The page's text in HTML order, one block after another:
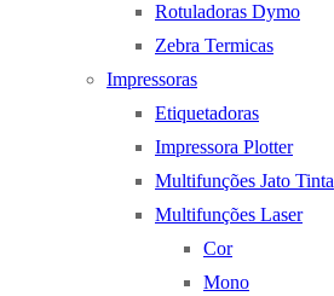
Rotuladoras Dymo
Zebra Termicas
Impressoras
Etiquetadoras
Impressora Plotter
Multifunções Jato Tinta
Multifunções Laser
Cor
Mono